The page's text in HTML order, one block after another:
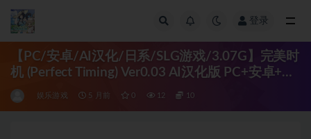
登录
【PC/安卓/AI汉化/日系/SLG游戏/3.07G】完美时
机 (Perfect Timing) Ver0.03 AI汉化版 PC+安卓+日
系SLG游戏+3.07G
娱乐游戏 5 月前 0 12 10